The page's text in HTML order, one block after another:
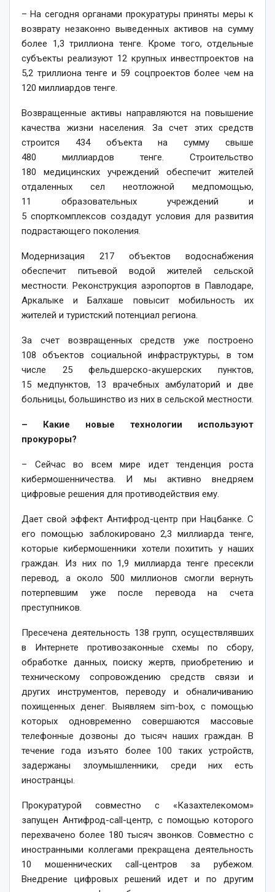
– На сегодня органами прокуратуры приняты меры к
возврату незаконно выведенных активов на сумму
более 1,3 триллиона тенге. Кроме того, отдельные
субъекты реализуют 12 крупных инвестпроектов на
5,2 триллиона тенге и 59 соцпроектов более чем на
120 миллиардов тенге.
Возвращенные активы направляются на повышение
качества жизни населения. За счет этих средств
строится 434 объекта на сумму свыше
480 миллиардов тенге. Строительство
180 медицинских учреждений обеспечит жителей
отдаленных сел неотложной медпомощью,
11 образовательных учреждений и
5 спорткомплексов соз­дадут условия для развития
подрастаю­щего поколения.
Модернизация 217 объектов водоснабжения
обеспечит питьевой водой жителей сельской
местности. Реконструкция аэропортов в Павлодаре,
Аркалыке и Балхаше повысит мобильность их
жителей и туристский потенциал региона.
За счет возвращенных средств уже построено
108 объектов социальной инфраструктуры, в том
числе 25 фельдшерско-акушерских пунктов,
15 медпунк­тов, 13 врачебных амбулаторий и две
больницы, большинство из них в сельской местности.
– Какие новые технологии используют
прокуроры?
– Сейчас во всем мире идет тенденция роста
кибермошенничества. И мы активно внед­ряем
цифровые решения для противодействия ему.
Дает свой эффект Антифрод-центр при Нацбанке. С
его помощью заблокировано 2,3 миллиарда тенге,
которые кибермошенники хотели похитить у наших
граждан. Из них по 1,9 миллиарда тенге пресекли
перевод, а около 500 миллионов смогли вернуть
потерпевшим уже после перевода на счета
преступников.
Пресечена деятельность 138 групп, осуществлявших
в Интернете противозаконные схемы по сбору,
обработке данных, поиску жертв, приобретению и
техническому сопровож­дению средств связи и
других инструментов, переводу и обналичиванию
похищенных денег. Выявляем sim-box, с помощью
которых одновременно совершаются массовые
телефонные дозвоны до тысяч наших граж­дан. В
течение года изъято более 100 таких устройств,
задержаны злоумышленники, среди них есть
иностранцы.
Прокуратурой совместно с «Казахтелекомом»
запущен Антифрод-call-центр, с помощью которого
перехвачено более 180 тысяч звонков. Совместно с
иностранными коллегами прекращена деятельность
10 мошеннических call-центров за рубежом.
Внедрение цифровых решений идет и по другим